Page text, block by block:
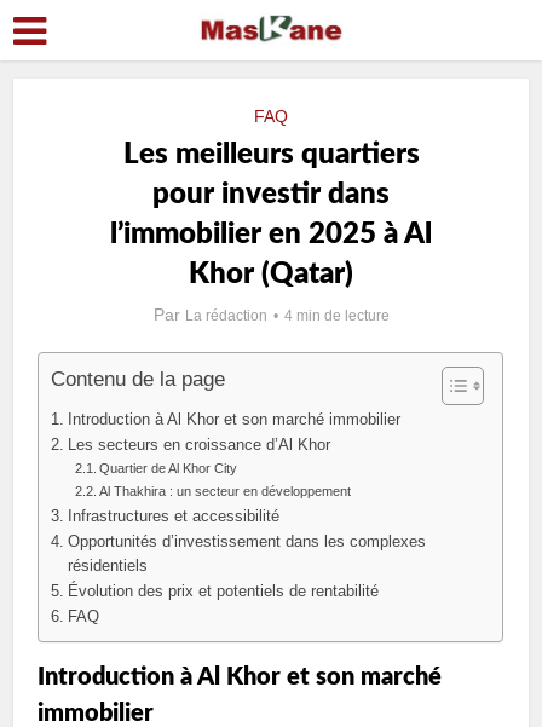
FAQ
Les meilleurs quartiers
pour investir dans
l’immobilier en 2025 à Al
Khor (Qatar)
Par La rédaction 4 min de lecture
Contenu de la page
Introduction à Al Khor et son marché immobilier
Les secteurs en croissance d’Al Khor
Quartier de Al Khor City
Al Thakhira : un secteur en développement
Infrastructures et accessibilité
Opportunités d’investissement dans les complexes
résidentiels
Évolution des prix et potentiels de rentabilité
FAQ
Introduction à Al Khor et son marché
immobilier